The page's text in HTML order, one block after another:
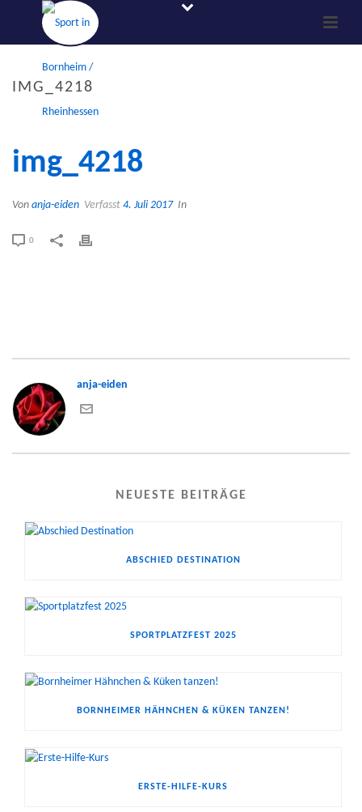
IMG_4218
img_4218
Von anja-eiden Verfasst 4. Juli 2017 In
0
anja-eiden
NEUESTE BEITRÄGE
ABSCHIED DESTINATION
SPORTPLATZFEST 2025
BORNHEIMER HÄHNCHEN & KÜKEN TANZEN!
ERSTE-HILFE-KURS